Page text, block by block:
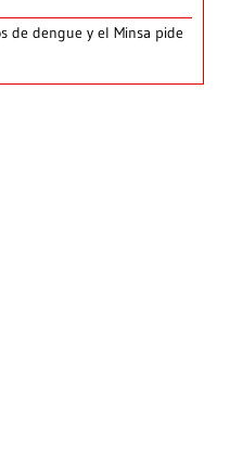
de dengue y el Minsa pide